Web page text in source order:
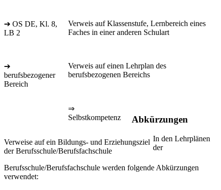
➔ OS DE, Kl. 8,
LB 2
Verweis auf Klassenstufe, Lernbereich eines
Faches in einer anderen Schulart
➔
berufsbezogener
Bereich
Verweis auf einen Lehrplan des
berufsbezogenen Bereichs
⇒
Selbstkompetenz
Verweise auf ein Bildungs- und Erziehungsziel
der Berufsschule/Berufsfachschule
Abkürzungen
In den Lehrplänen
der
Berufsschule/Berufsfachschule werden folgende Abkürzungen
verwendet: